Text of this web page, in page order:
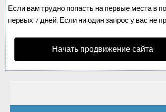
Если вам трудно попасть на первые места в
первых 7 дней. Если ни один запрос у вас не
Начать продвижение сайта